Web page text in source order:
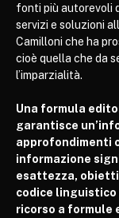
fonti più autorevoli
servizi e soluzioni
Camilloni che ha
cioè quella che da
l’imparzialità.
Una formula
garantisce
approfondimenti
informazione
esattezza,
codice
ricorso a formule